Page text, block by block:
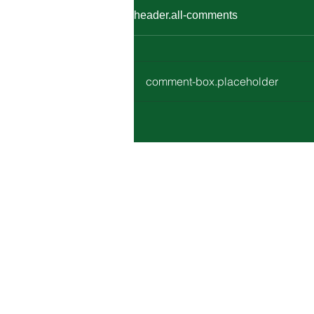
header.all-comments
comment-box.placeholder